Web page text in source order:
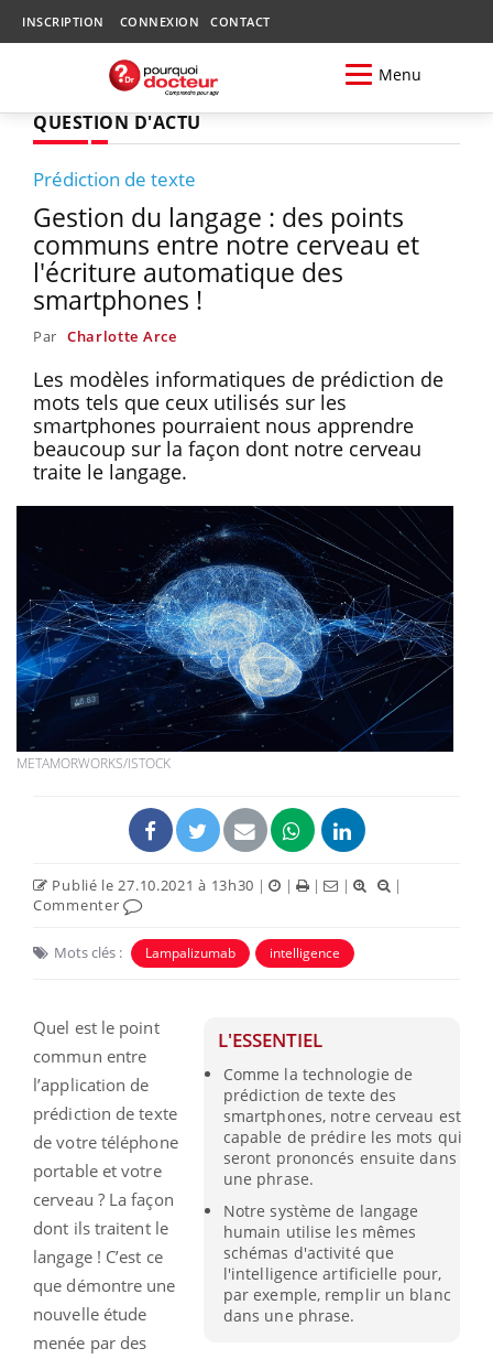
INSCRIPTION CONNEXION CONTACT
Menu
QUESTION D'ACTU
Prédiction de texte
Gestion du langage : des points
communs entre notre cerveau et
l'écriture automatique des
smartphones !
Par Charlotte Arce
Les modèles informatiques de prédiction de
mots tels que ceux utilisés sur les
smartphones pourraient nous apprendre
beaucoup sur la façon dont notre cerveau
traite le langage.
METAMORWORKS/ISTOCK
Publié le 27.10.2021 à 13h30 | | | |
|
Commenter
Mots clés : Lampalizumab intelligence
L'ESSENTIEL
Comme la technologie de
prédiction de texte des
smartphones, notre cerveau est
capable de prédire les mots qui
seront prononcés ensuite dans
une phrase.
Notre système de langage
humain utilise les mêmes
schémas d'activité que
l'intelligence artificielle pour,
par exemple, remplir un blanc
dans une phrase.
Quel est le point
commun entre
l’application de
prédiction de texte
de votre téléphone
portable et votre
cerveau ? La façon
dont ils traitent le
langage ! C’est ce
que démontre une
nouvelle étude
menée par des